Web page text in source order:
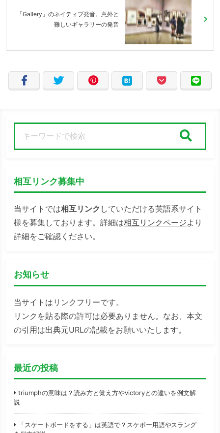
「Gallery」のネイティブ発音。意外と
難しいギャラリーの発音
相互リンク募集中
当サイトでは相互リンク していただける英語系サイト
様を募集しております。詳細は相互リンクページより
詳細をご確認ください。
お知らせ
当サイトはリンクフリーです。
リンクを貼る際の許可は必要ありません。なお、本文
の引用は出典元URLの記載をお願いいたします。
最近の投稿
triumphの意味は？読み方と覚え方やvictoryとの違いを例文解
説
「スケートボードをする」は英語で？スケボー用語やスラング